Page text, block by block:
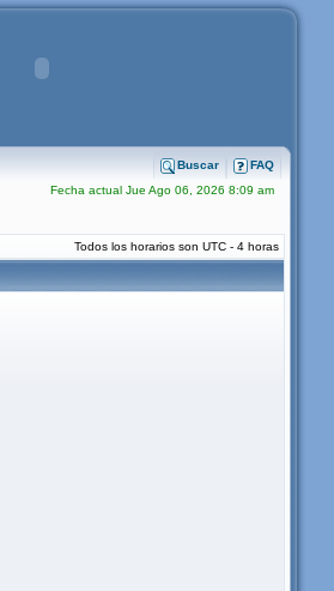
FAQ
Buscar
Fecha actual Jue Ago 06, 2026 8:09 am
Todos los horarios son UTC - 4 horas